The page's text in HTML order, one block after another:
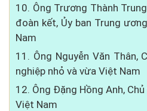
10. Ông Trương Thành
đoàn kết, Ủy ban Trung
Nam
11. Ông Nguyễn Văn Thân,
nghiệp nhỏ và vừa Việt Nam
12. Ông Đặng Hồng Anh,
Việt Nam